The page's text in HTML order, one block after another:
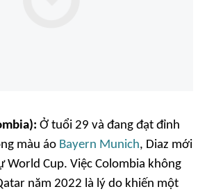
Ở tuổi 29 và đang đạt đỉnh
màu áo Bayern Munich, Diaz mới
World Cup. Việc Colombia không
năm 2022 là lý do khiến một